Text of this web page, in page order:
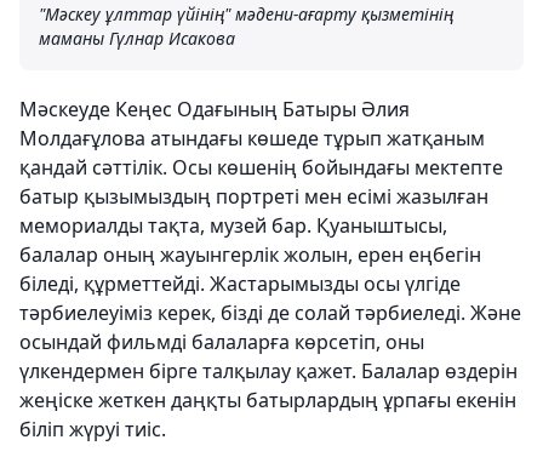
"Мәскеу ұлттар үйінің" мәдени-ағарту қызметінің
маманы Гүлнар Исакова
Мәскеуде Кеңес Одағының Батыры Әлия
Молдағұлова атындағы көшеде тұрып жатқаным
қандай сәттілік. Осы көшенің бойындағы мектепте
батыр қызымыздың портреті мен есімі жазылған
мемориалды тақта, музей бар. Қуаныштысы,
балалар оның жауынгерлік жолын, ерен еңбегін
біледі, құрметтейді. Жастарымызды осы үлгіде
тәрбиелеуіміз керек, бізді де солай тәрбиеледі. Және
осындай фильмді балаларға көрсетіп, оны
үлкендермен бірге талқылау қажет. Балалар өздерін
жеңіске жеткен даңқты батырлардың ұрпағы екенін
біліп жүруі тиіс.